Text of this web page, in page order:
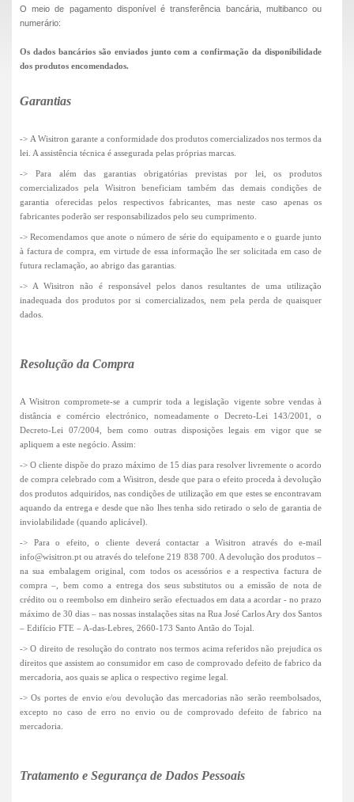
O meio de pagamento disponível é transferência bancária, multibanco ou
numerário:
Os dados bancários são enviados junto com a confirmação da disponibilidade
dos produtos encomendados.
Garantias
-> A Wisitron garante a conformidade dos produtos comercializados nos termos da
lei. A assistência técnica é assegurada pelas próprias marcas.
-> Para além das garantias obrigatórias previstas por lei, os produtos
comercializados pela Wisitron beneficiam também das demais condições de
garantia oferecidas pelos respectivos fabricantes, mas neste caso apenas os
fabricantes poderão ser responsabilizados pelo seu cumprimento.
-> Recomendamos que anote o número de série do equipamento e o guarde junto
à factura de compra, em virtude de essa informação lhe ser solicitada em caso de
futura reclamação, ao abrigo das garantias.
-> A Wisitron não é responsável pelos danos resultantes de uma utilização
inadequada dos produtos por si comercializados, nem pela perda de quaisquer
dados.
Resolução da Compra
A Wisitron compromete-se a cumprir toda a legislação vigente sobre vendas à
distância e comércio electrónico, nomeadamente o Decreto-Lei 143/2001, o
Decreto-Lei 07/2004, bem como outras disposições legais em vigor que se
apliquem a este negócio. Assim:
-> O cliente dispõe do prazo máximo de 15 dias para resolver livremente o acordo
de compra celebrado com a Wisitron, desde que para o efeito proceda à devolução
dos produtos adquiridos, nas condições de utilização em que estes se encontravam
aquando da entrega e desde que não lhes tenha sido retirado o selo de garantia de
inviolabilidade (quando aplicável).
-> Para o efeito, o cliente deverá contactar a Wisitron através do e-mail
info@wisitron.pt ou através do telefone 219 838 700. A devolução dos produtos –
na sua embalagem original, com todos os acessórios e a respectiva factura de
compra –, bem como a entrega dos seus substitutos ou a emissão de nota de
crédito ou o reembolso em dinheiro serão efectuados em data a acordar - no prazo
máximo de 30 dias – nas nossas instalações sitas na Rua José Carlos Ary dos Santos
– Edifício FTE – A-das-Lebres, 2660-173 Santo Antão do Tojal.
-> O direito de resolução do contrato nos termos acima referidos não prejudica os
direitos que assistem ao consumidor em caso de comprovado defeito de fabrico da
mercadoria, aos quais se aplica o respectivo regime legal.
-> Os portes de envio e/ou devolução das mercadorias não serão reembolsados,
excepto no caso de erro no envio ou de comprovado defeito de fabrico na
mercadoria.
Tratamento e Segurança de Dados Pessoais